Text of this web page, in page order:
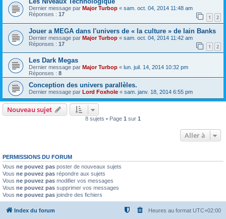
Dernier message par Major Turbop « sam. oct. 04, 2014 11:48 am
Réponses : 17 1 2
Jouer a MEGA dans l'univers de « la culture » de Iain Banks
Dernier message par Major Turbop « sam. oct. 04, 2014 11:42 am
Réponses : 17 1 2
Les Dark Megas
Dernier message par Major Turbop « lun. juil. 14, 2014 10:32 pm
Réponses : 8
Conception des univers parallèles.
Dernier message par Lord Foxhole « sam. janv. 18, 2014 6:55 pm
Nouveau sujet
8 sujets • Page 1 sur 1
Aller à
PERMISSIONS DU FORUM
Vous ne pouvez pas poster de nouveaux sujets
Vous ne pouvez pas répondre aux sujets
Vous ne pouvez pas modifier vos messages
Vous ne pouvez pas supprimer vos messages
Vous ne pouvez pas joindre des fichiers
Index du forum Heures au format UTC+02:00